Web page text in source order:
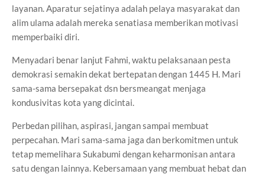
layanan. Aparatur sejatinya adalah pelaya masyarakat dan
alim ulama adalah mereka senatiasa memberikan motivasi
memperbaiki diri.
Menyadari benar lanjut Fahmi, waktu pelaksanaan pesta
demokrasi semakin dekat bertepatan dengan 1445 H. Mari
sama-sama bersepakat dsn bersmeangat menjaga
kondusivitas kota yang dicintai.
Perbedan pilihan, aspirasi, jangan sampai membuat
perpecahan. Mari sama-sama jaga dan berkomitmen untuk
tetap memelihara Sukabumi dengan keharmonisan antara
satu dengan lainnya. Kebersamaan yang membuat hebat dan